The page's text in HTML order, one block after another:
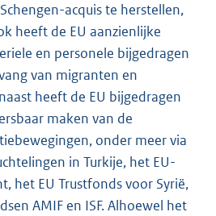
acquis te herstellen,
heeft de EU aanzienlijke
en personele bijgedragen
van migranten en
heeft de EU bijgedragen
maken van de
onder meer via
in Turkije, het EU-
het EU Trustfonds voor Syrië,
AMIF en ISF. Alhoewel het